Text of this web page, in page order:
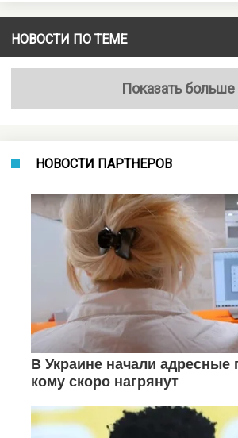
НОВОСТИ ПО ТЕМЕ
Показать больше
НОВОСТИ ПАРТНЕРОВ